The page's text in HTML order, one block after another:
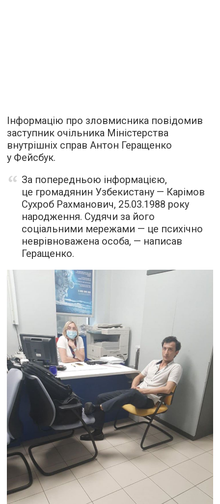
Інформацію про зловмисника повідомив
заступник очільника Міністерства
внутрішніх справ Антон Геращенко
у Фейсбук.
За попередньою інформацією,
це громадянин Узбекистану — Карімов
Сухроб Рахманович, 25.03.1988 року
народження. Судячи за його
соціальними мережами — це психічно
неврівноважена особа, — написав
Геращенко.